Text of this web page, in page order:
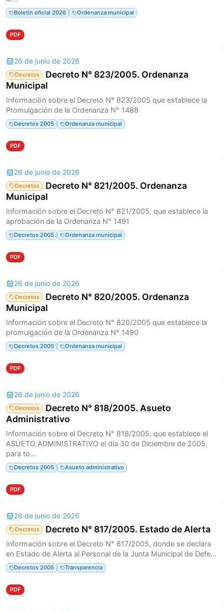
Boletín oficial 2026 Ordenanza municipal
PDF
26 de junio de 2026
Decretos
Decreto N° 823/2005. Ordenanza
Municipal
Información sobre el Decreto N° 823/2005 que establece la
Promulgación de la Ordenanza N° 1488
Decretos 2005 Ordenanza municipal
PDF
26 de junio de 2026
Decretos
Decreto N° 821/2005. Ordenanza
Municipal
Información sobre el Decreto N° 821/2005, que establece la
aprobación de la Ordenanza N° 1491
Decretos 2005 Ordenanza municipal
PDF
26 de junio de 2026
Decretos
Decreto N° 820/2005. Ordenanza
Municipal
Información sobre el Decreto N° 820/2005 que establece la
promulgación de la Ordenanza N° 1490
Decretos 2005 Ordenanza municipal
PDF
26 de junio de 2026
Decretos
Decreto N° 818/2005. Asueto
Administrativo
Información sobre el Decreto N° 818/2005, que establece el
ASUETO ADMINISTRATIVO el día 30 de Diciembre de 2005,
para to...
Decretos 2005 Asueto administrativo
PDF
26 de junio de 2026
Decretos Decreto N° 817/2005. Estado de Alerta
Información sobre el Decreto N° 817/2005, donde se declara
en Estado de Alerta al Personal de la Junta Municipal de Defe...
Decretos 2005 Transparencia
PDF